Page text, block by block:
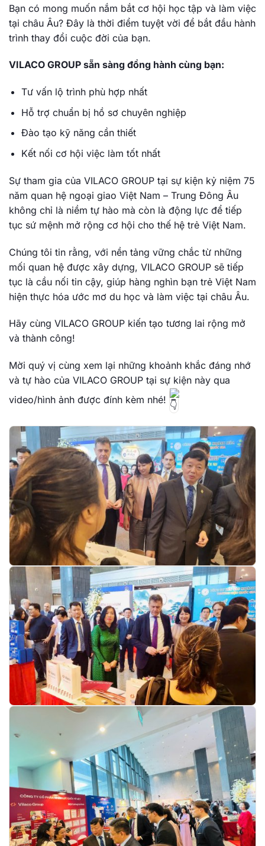
Bạn có mong muốn nắm bắt cơ hội học tập và làm việc
tại châu Âu? Đây là thời điểm tuyệt vời để bắt đầu hành
trình thay đổi cuộc đời của bạn.
VILACO GROUP sẵn sàng đồng hành cùng bạn:
Tư vấn lộ trình phù hợp nhất
Hỗ trợ chuẩn bị hồ sơ chuyên nghiệp
Đào tạo kỹ năng cần thiết
Kết nối cơ hội việc làm tốt nhất
Sự tham gia của VILACO GROUP tại sự kiện kỷ niệm 75
năm quan hệ ngoại giao Việt Nam – Trung Đông Âu
không chỉ là niềm tự hào mà còn là động lực để tiếp
tục sứ mệnh mở rộng cơ hội cho thế hệ trẻ Việt Nam.
Chúng tôi tin rằng, với nền tảng vững chắc từ những
mối quan hệ được xây dựng, VILACO GROUP sẽ tiếp
tục là cầu nối tin cậy, giúp hàng nghìn bạn trẻ Việt Nam
hiện thực hóa ước mơ du học và làm việc tại châu Âu.
Hãy cùng VILACO GROUP kiến tạo tương lai rộng mở
và thành công!
Mời quý vị cùng xem lại những khoảnh khắc đáng nhớ
và tự hào của VILACO GROUP tại sự kiện này qua
video/hình ảnh được đính kèm nhé!